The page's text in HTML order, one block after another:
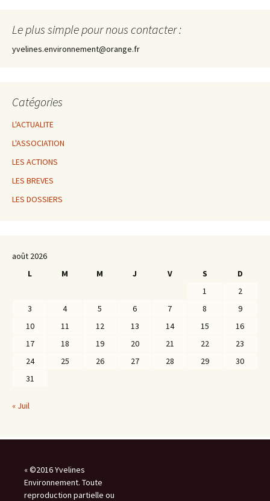
Le plus simple pour nous contacter :
yvelines.environnement@orange.fr
Catégories
L'ACTUALITE
L'ASSOCIATION
LES ACTIONS
LES BREVES
LES DOSSIERS
août 2026
L
M M J V S
D
1
2
3
4 5 6 7 8
9
10
11 12 13 14 15
16
17
18 19 20 21 22
23
24
25 26 27 28 29
30
31
« Juil
« ©2016 Yvelines
Environnement. Toute
reproduction partielle ou